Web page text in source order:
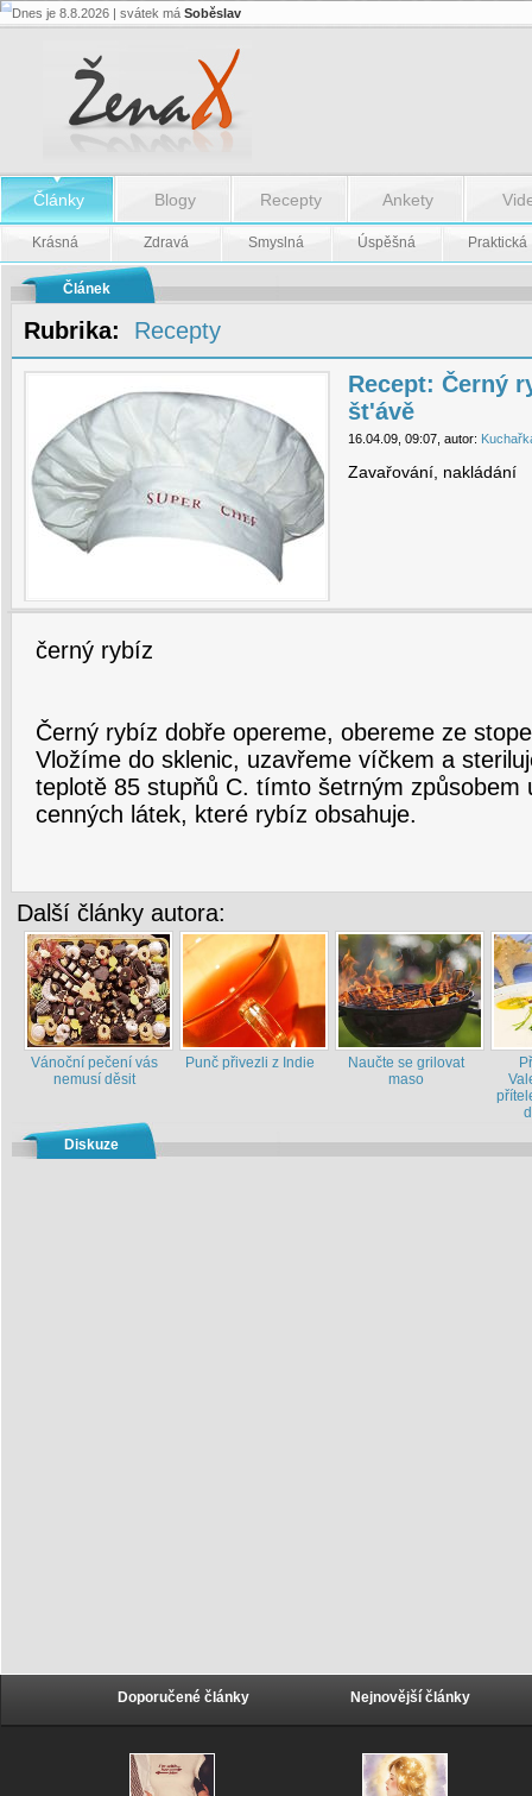
Recept:
Černý
rybíz
ve
vlastní
št'ávě
Dnes je 8.8.2026 | svátek má Soběslav
Články Blogy Recepty Ankety
Krásná Zdravá Smyslná Úspěšná Praktická
Článek
Rubrika: Recepty
Recept: Černý
št'ávě
16.04.09, 09:07, autor:
Zavařování, nakládání
černý rybíz
Černý rybíz dobře opereme, obereme ze
Vložíme do sklenic, uzavřeme víčkem a
teplotě 85 stupňů C. tímto šetrným způsobem
cenných látek, které rybíz obsahuje.
Další články autora:
Vánoční pečení vás
nemusí děsit
Punč přivezli z Indie
Naučte se grilovat
maso
Diskuze
Doporučené články Nejnovější články